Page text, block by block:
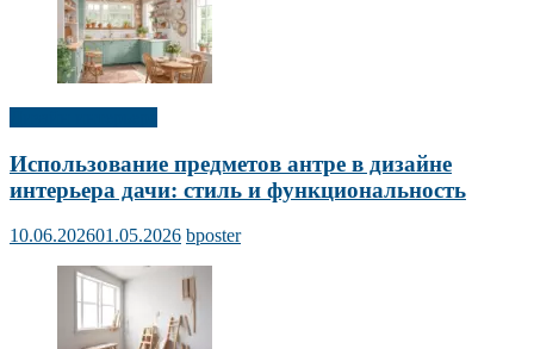
Использование предметов антре в дизайне
интерьера дачи: стиль и функциональность
10.06.202601.05.2026 bposter